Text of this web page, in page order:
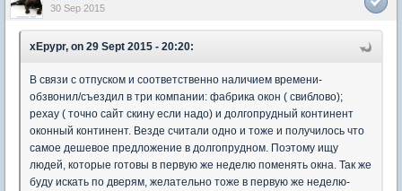
30 Sep 2015
xEpypr, on 29 Sept 2015 - 20:20:
В связи с отпуском и соответственно наличием времени-
обзвонил/съездил в три компании: фабрика окон ( свиблово);
рехау ( точно сайт скину если надо) и долгопрудный континент
оконный континент. Везде считали одно и тоже и получилось что
самое дешевое предложение в долгопрудном. Поэтому ищу
людей, которые готовы в первую же неделю поменять окна. Так же
буду искать по дверям, желательно тоже в первую же неделю-